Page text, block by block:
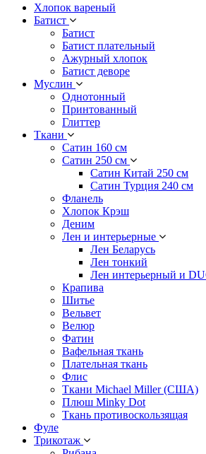
Хлопок вареный
Батист
Батист
Батист плательный
Ажурный хлопок
Батист деворе
Муслин
Однотонный
Принтованный
Глиттер
Ткани
Сатин 160 см
Сатин 250 см
Сатин Китай 250 см
Сатин Турция 240 см
Фланель
Хлопок Крэш
Деним
Лен и интерьерные
Лен Беларусь
Лен тонкий
Лен интерьерный и
Крапива
Шитье
Вельвет
Велюр
Фатин
Вафельная ткань
Плательная ткань
Флис
Ткани Michael Miller (США)
Плюш Minky Dot
Ткань противоскользящая
Фуле
Трикотаж